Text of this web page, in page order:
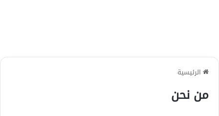
الرئيسية
من نحن